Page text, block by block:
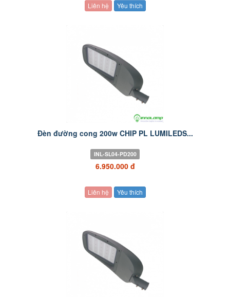
Liên hệ Yêu thích
Đèn đường cong 200w CHIP PL LUMILEDS...
INL-SL04-PD200
6.950.000 đ
Liên hệ Yêu thích